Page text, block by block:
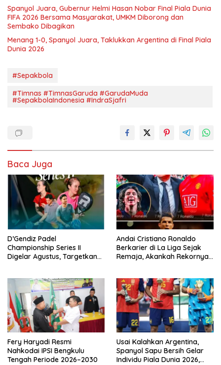
Spanyol Juara, Gubernur Helmi Hasan Nobar Final Piala Dunia
FIFA 2026 Bersama Masyarakat, UMKM Diborong dan
Sembako Dibagikan
Menang 1-0, Spanyol Juara, Taklukkan Argentina di Final Piala
Dunia 2026
#Sepakbola
#Timnas #TimnasGaruda #GarudaMuda
#SepakbolaIndonesia #IndraSjafri
Baca Juga
D’Gendiz Padel
Championship Series II
Digelar Agustus, Targetkan
Andai Cristiano Ronaldo
Berkarier di La Liga Sejak
Remaja, Akankah Rekornya
Fery Haryadi Resmi
Nahkodai IPSI Bengkulu
Tengah Periode 2026–2030
Usai Kalahkan Argentina,
Spanyol Sapu Bersih Gelar
Individu Piala Dunia 2026,